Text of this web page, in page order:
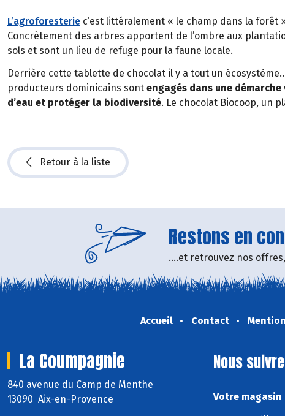
L’agroforesterie c’est littéralement « le champ dans la forêt
Concrètement des arbres apportent de l’ombre aux
sols et sont un lieu de refuge pour la faune locale.
Derrière cette tablette de chocolat il y a tout un
producteurs dominicains sont engagés dans une
d’eau et protéger la biodiversité. Le chocolat Biocoop, un
Retour à la liste
Restons en
....et retrouvez nos
Accueil Contact
La Coumpagnie
840 avenue du Camp de Menthe
13090 Aix-en-Provence
Nous
Votre magasin